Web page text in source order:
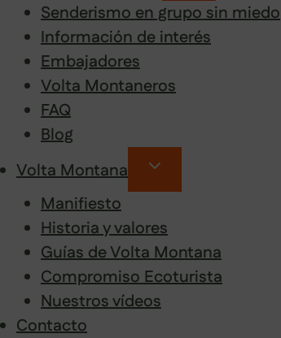
Senderismo en grupo sin miedo
Información de interés
Embajadores
Volta Montaneros
FAQ
Blog
Volta Montana
Manifiesto
Historia y valores
Guías de Volta Montana
Compromiso Ecoturista
Nuestros vídeos
Contacto